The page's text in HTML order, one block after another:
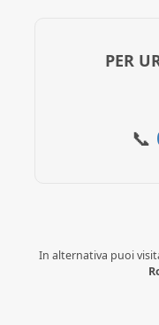
PER
📞
In alternativa puoi